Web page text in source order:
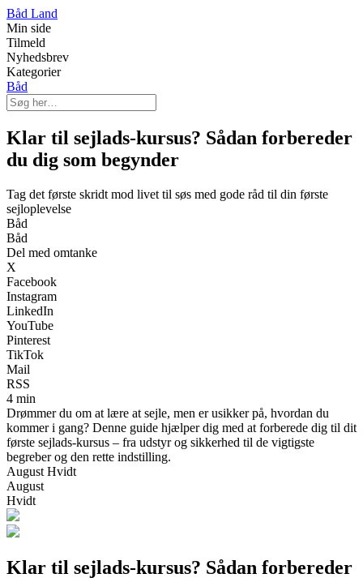
Båd Land
Min side
Tilmeld
Nyhedsbrev
Kategorier
Båd
Klar til sejlads-kursus? Sådan forbereder
du dig som begynder
Tag det første skridt mod livet til søs med gode råd til din første
sejloplevelse
Båd
Båd
Del med omtanke
X
Facebook
Instagram
LinkedIn
YouTube
Pinterest
TikTok
Mail
RSS
4 min
Drømmer du om at lære at sejle, men er usikker på, hvordan du
kommer i gang? Denne guide hjælper dig med at forberede dig til dit
første sejlads-kursus – fra udstyr og sikkerhed til de vigtigste
begreber og den rette indstilling.
August Hvidt
August
Hvidt
Klar til sejlads-kursus? Sådan forbereder